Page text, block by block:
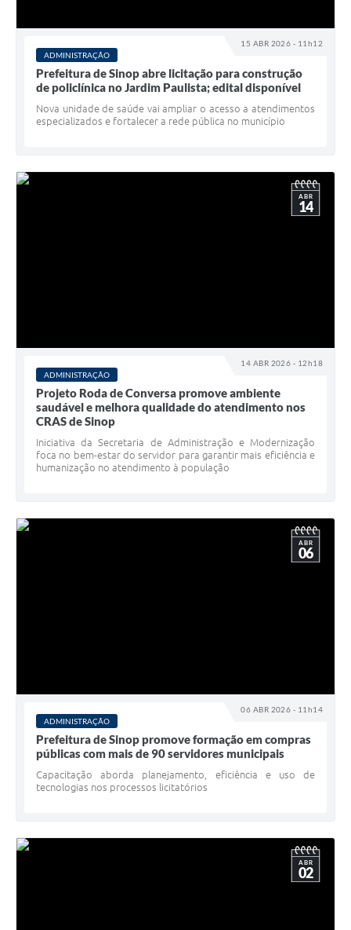
15 ABR 2026 - 11h12
ADMINISTRAÇÃO
Prefeitura de Sinop abre licitação para construção
de policlínica no Jardim Paulista; edital disponível
Nova unidade de saúde vai ampliar o acesso a atendimentos
especializados e fortalecer a rede pública no município
14 ABR 2026 - 12h18
ABR
14
ADMINISTRAÇÃO
Projeto Roda de Conversa promove ambiente
saudável e melhora qualidade do atendimento nos
CRAS de Sinop
Iniciativa da Secretaria de Administração e Modernização
foca no bem-estar do servidor para garantir mais eficiência e
humanização no atendimento à população
06 ABR 2026 - 11h14
ABR
06
ADMINISTRAÇÃO
Prefeitura de Sinop promove formação em compras
públicas com mais de 90 servidores municipais
Capacitação aborda planejamento, eficiência e uso de
tecnologias nos processos licitatórios
ABR
02